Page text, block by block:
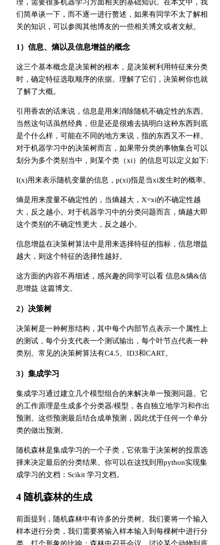
理，需要很多机器学习方面相关的基础知识。在本文中，我
们简单谈一下，而不逐一进行赘述，如果有同学不太了解相
关的知识，可以参阅其他博友的一些相关博文或者文献。
1）信息、熵以及信息增益的概念
这三个基本概念是决策树的根本，是决策树利用特征来分类
时，确定特征选取顺序的依据。理解了它们，决策树你也就
了解了大概。
引用香农的话来说，信息是用来消除随机不确定性的东西。
当然这句话虽然经典，但是还是很难去搞明白这种东西到底
是个什么样，可能在不同的地方来说，指的东西又不一样。
对于机器学习中的决策树而言，如果带分类的事物集合可以
划分为多个类别当中，则某个类（xi）的信息可以定义如下:
I(x)用来表示随机变量的信息，p(xi)指是当xi发生时的概率。
熵是用来度量不确定性的，当熵越大，X=xi的不确定性越
大，反之越小。对于机器学习中的分类问题而言，熵越大即
这个类别的不确定性更大，反之越小。
信息增益在决策树算法中是用来选择特征的指标，信息增益
越大，则这个特征的选择性越好。
这方面的内容不再细述，感兴趣的同学可以看 信息&熵&信
息增益 这篇博文。
2）决策树
决策树是一种树形结构，其中每个内部节点表示一个属性上
的测试，每个分支代表一个测试输出，每个叶节点代表一种
类别。常见的决策树算法有C4.5、ID3和CART。
3）集成学习
集成学习通过建立几个模型组合的来解决单一预测问题。它
的工作原理是生成多个分类器/模型，各自独立地学习和作出
预测。这些预测最后结合成单预测，因此优于任何一个单分
类的做出预测。
随机森林是集成学习的一个子类，它依靠于决策树的投票选
择来决定最后的分类结果。你可以在这找到用python实现集
成学习的文档：Scikit 学习文档。
4 随机森林的生成
前面提到，随机森林中有许多的分类树。我们要将一个输入
样本进行分类，我们需要将输入样本输入到每棵树中进行分